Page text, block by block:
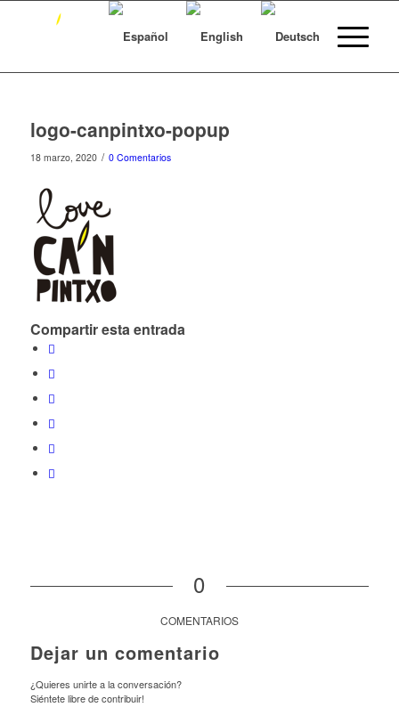
logo-canpintxo-popup
18 marzo, 2020 / 0 Comentarios
Compartir esta entrada
0
COMENTARIOS
Dejar un comentario
¿Quieres unirte a la conversación?
Siéntete libre de contribuir!